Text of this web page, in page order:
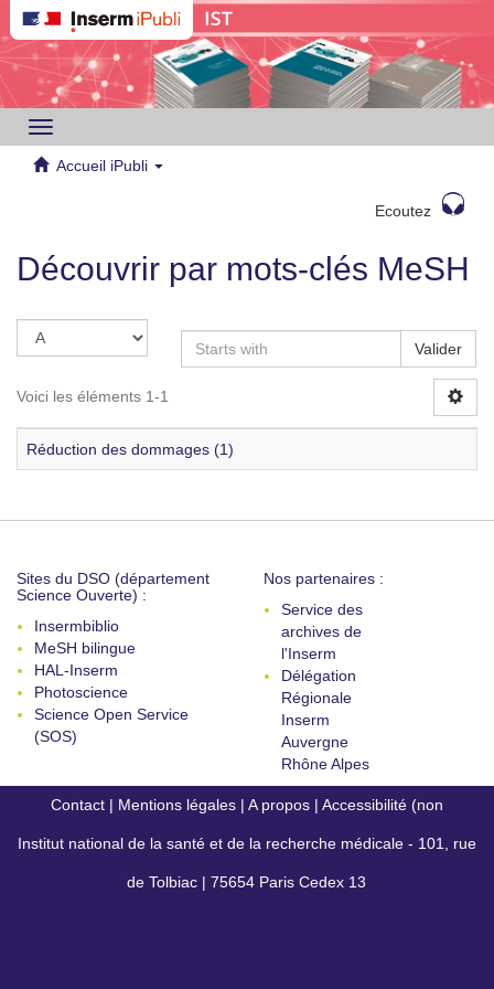
Toggle
navigation
Accueil iPubli
Ecoutez
Découvrir par mots-clés MeSH
Valider
Voici les éléments 1-1
Réduction des dommages (1)
Sites du DSO (département
Science Ouverte) :
Insermbiblio
MeSH bilingue
HAL-Inserm
Photoscience
Science Open Service
(SOS)
Nos partenaires :
Service des
archives de
l'Inserm
Délégation
Régionale
Inserm
Auvergne
Rhône Alpes
Contact | Mentions légales | A propos | Accessibilité (non
conforme)
Institut national de la santé et de la recherche médicale - 101, rue
de Tolbiac | 75654 Paris Cedex 13